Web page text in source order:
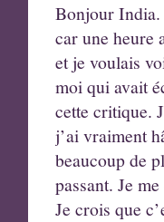
Bonjour India.
car une heure
et je voulais
moi qui avait
cette critique.
j’ai vraiment
beaucoup de
passant. Je
Je crois que